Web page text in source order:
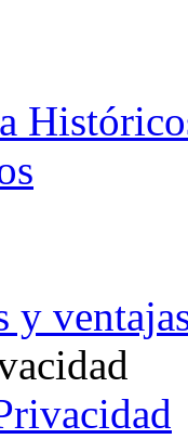
y